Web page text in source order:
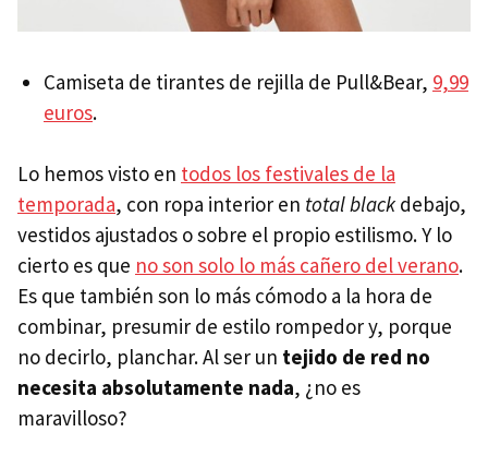
Camiseta de tirantes de rejilla de Pull&Bear, 9,99
euros.
Lo hemos visto en todos los festivales de la
temporada, con ropa interior en total black debajo,
vestidos ajustados o sobre el propio estilismo. Y lo
cierto es que no son solo lo más cañero del verano.
Es que también son lo más cómodo a la hora de
combinar, presumir de estilo rompedor y, porque
no decirlo, planchar. Al ser un tejido de red no
necesita absolutamente nada, ¿no es
maravilloso?